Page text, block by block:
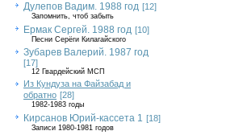
Дулепов Вадим. 1988 год [12]
Запомнить, чтоб забыть
Ермак Сергей. 1988 год [10]
Песни Серёги Килагайского
Зубарев Валерий. 1987 год
[17]
12 Гвардейский МСП
Из Кундуза на Файзабад и
обратно [28]
1982-1983 годы
Кирсанов Юрий-кассета 1 [18]
Записи 1980-1981 годов